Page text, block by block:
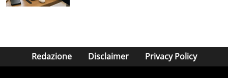
Redazione Disclaimer Privacy Policy